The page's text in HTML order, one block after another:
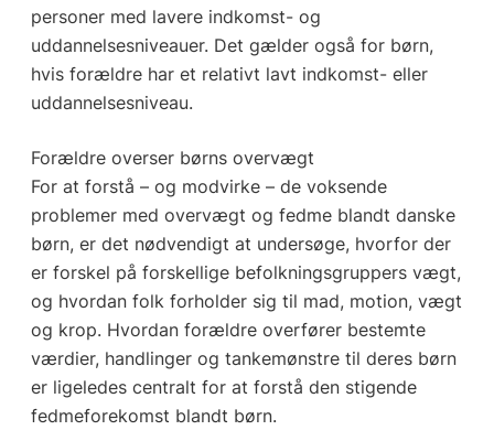
personer med lavere indkomst- og
uddannelsesniveauer. Det gælder også for børn,
hvis forældre har et relativt lavt indkomst- eller
uddannelsesniveau.
Forældre overser børns overvægt
For at forstå – og modvirke – de voksende
problemer med overvægt og fedme blandt danske
børn, er det nødvendigt at undersøge, hvorfor der
er forskel på forskellige befolkningsgruppers vægt,
og hvordan folk forholder sig til mad, motion, vægt
og krop. Hvordan forældre overfører bestemte
værdier, handlinger og tankemønstre til deres børn
er ligeledes centralt for at forstå den stigende
fedmeforekomst blandt børn.